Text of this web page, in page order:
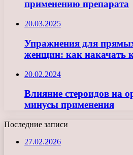
применению препарата
20.03.2025
Упражнения для
женщин: как накачать
20.02.2024
Влияние стероидов на
минусы применения
Последние записи
27.02.2026